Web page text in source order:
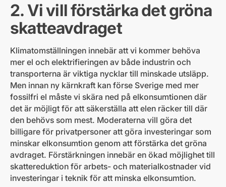
2. Vi vill förstärka det gröna
skatteavdraget
Klimatomställningen innebär att vi kommer behöva
mer el och elektrifieringen av både industrin och
transporterna är viktiga nycklar till minskade utsläpp.
Men innan ny kärnkraft kan förse Sverige med mer
fossilfri el måste vi skära ned på elkonsumtionen där
det är möjligt för att säkerställa att elen räcker till där
den behövs som mest. Moderaterna vill göra det
billigare för privatpersoner att göra investeringar som
minskar elkonsumtion genom att förstärka det gröna
avdraget. Förstärkningen innebär en ökad möjlighet till
skattereduktion för arbets- och materialkostnader vid
investeringar i teknik för att minska elkonsumtion.